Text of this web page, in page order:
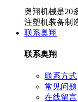
奥翔机械是20
注塑机装备制
联系奥翔
联系奥翔
联系方式
常见问题
在线留言